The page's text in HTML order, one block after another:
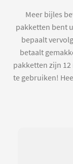
Meer bijles
pakketten bent
bepaalt
betaalt
pakketten zijn
te gebruiken!